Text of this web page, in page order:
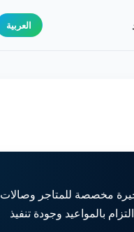
العربية
مخصصة للمتاجر وصالات
بالمواعيد وجودة تنفيذ